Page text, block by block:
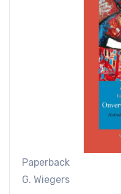
Paperback
G. Wiegers